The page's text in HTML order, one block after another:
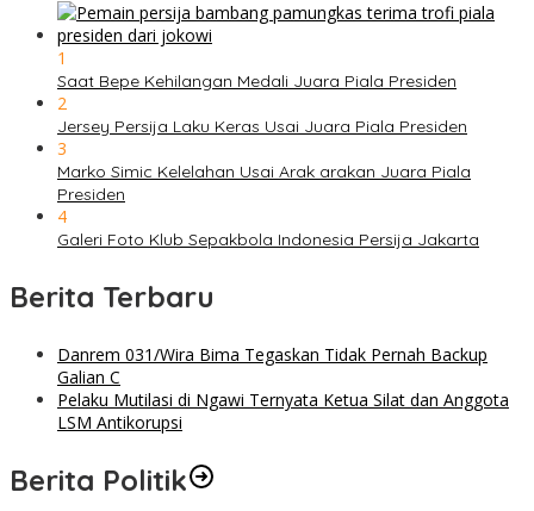
1
Saat Bepe Kehilangan Medali Juara Piala Presiden
2
Jersey Persija Laku Keras Usai Juara Piala Presiden
3
Marko Simic Kelelahan Usai Arak arakan Juara Piala
Presiden
4
Galeri Foto Klub Sepakbola Indonesia Persija Jakarta
Berita Terbaru
Danrem 031/Wira Bima Tegaskan Tidak Pernah Backup
Galian C
Pelaku Mutilasi di Ngawi Ternyata Ketua Silat dan Anggota
LSM Antikorupsi
Berita Politik